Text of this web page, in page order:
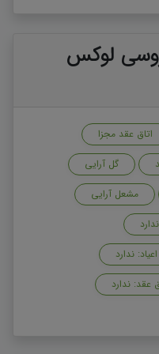
لوکس
اتاق عقد مجزا
گل آرایی
مشعل آرایی
ندارد
عقد: ندارد